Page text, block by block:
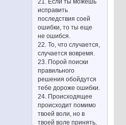
21. Если ты можешь
исправить
последствия соей
ошибки, то ты еще
не ошибся.
22. То, что случается,
случается вовремя.
23. Порой поиски
правильного
решения обойдутся
тебе дороже ошибки.
24. Происходящее
происходит помимо
твоей воли, но в
твоей воле принять,